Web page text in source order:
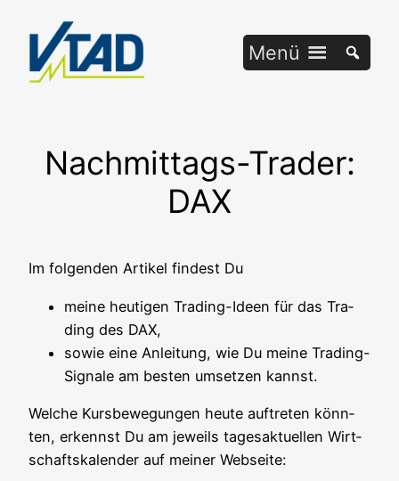
springen
Menü
Nachmittags-Trader:
DAX
Im fol­gen­den Arti­kel fin­dest Du
mei­ne heu­ti­gen Tra­ding-Ideen für das Tra­
ding des DAX,
sowie eine Anlei­tung, wie Du mei­ne Tra­ding-
Signa­le am bes­ten umset­zen kannst.
Wel­che Kurs­be­we­gun­gen heu­te auf­tre­ten könn­
ten, erkennst Du am jeweils tages­ak­tu­el­len Wirt­
schafts­ka­len­der auf mei­ner Webseite: